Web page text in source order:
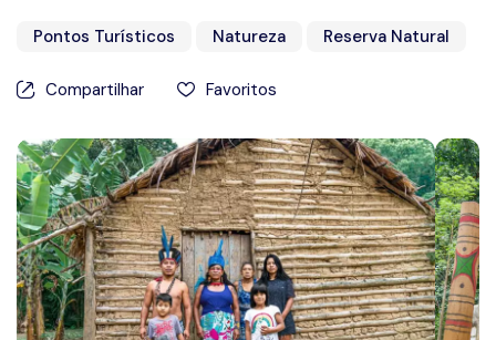
Prêmios
Pontos Turísticos Natureza Reserva Natural
Compartilhar Favoritos